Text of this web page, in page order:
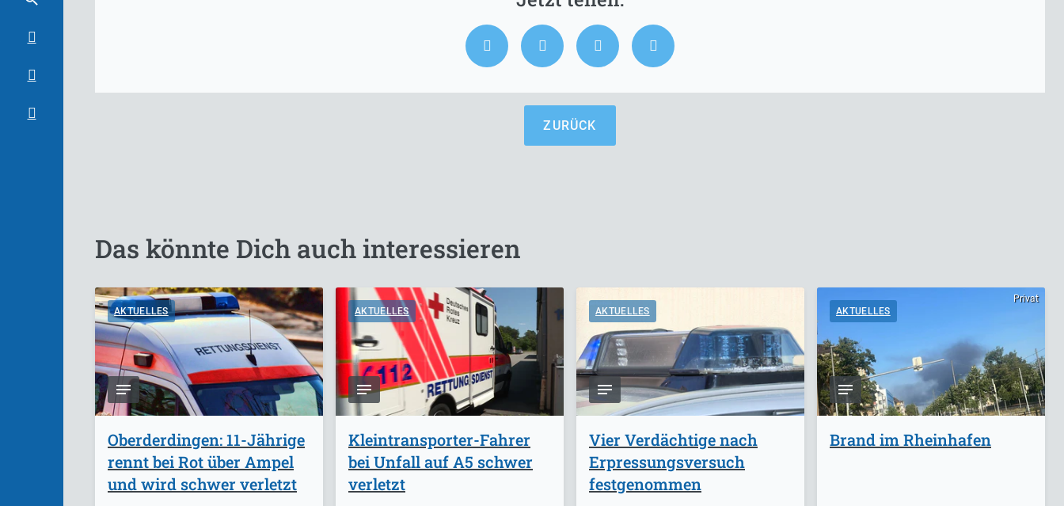
ZURÜCK
Das könnte Dich auch interessieren
AKTUELLES
Oberderdingen: 11-Jährige
rennt bei Rot über Ampel
und wird schwer verletzt
AKTUELLES
Kleintransporter-Fahrer
bei Unfall auf A5 schwer
verletzt
AKTUELLES
Vier Verdächtige nach
Erpressungsversuch
festgenommen
Privat
AKTUELLES
Brand im Rheinhafen